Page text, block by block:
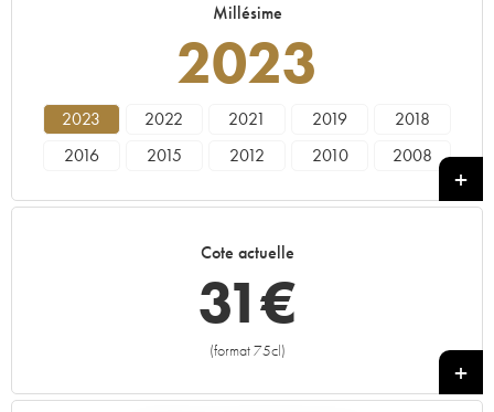
Millésime
2023
2023 2022 2021 2019
2018
2016
2015 2012 2010
2008
Cote actuelle
31€
(format 75cl)
+